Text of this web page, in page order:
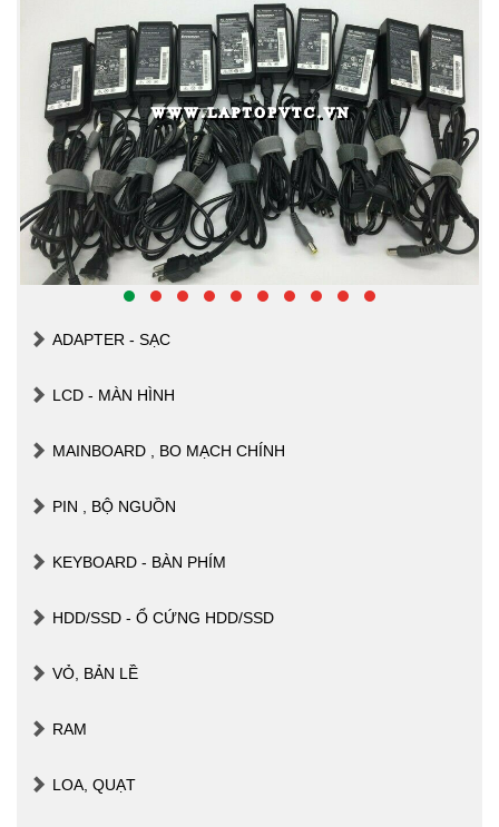
ADAPTER - SẠC
LCD - MÀN HÌNH
MAINBOARD , BO MẠCH CHÍNH
PIN , BỘ NGUỒN
KEYBOARD - BÀN PHÍM
HDD/SSD - Ổ CỨNG HDD/SSD
VỎ, BẢN LỀ
RAM
LOA, QUẠT